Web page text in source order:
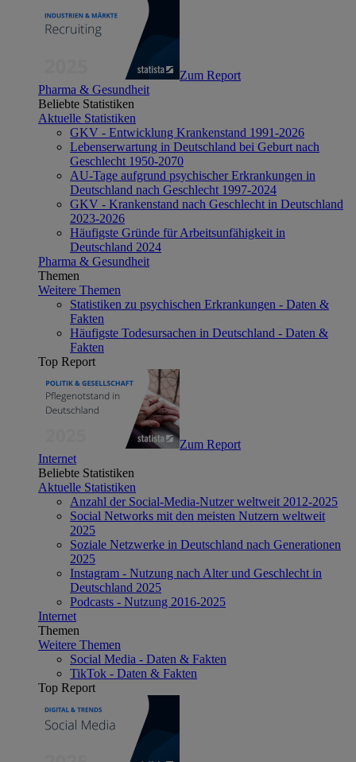
Zum Report
Pharma & Gesundheit
Beliebte Statistiken
Aktuelle Statistiken
GKV - Entwicklung Krankenstand 1991-2026
Lebenserwartung in Deutschland bei Geburt nach
Geschlecht 1950-2070
AU-Tage aufgrund psychischer Erkrankungen in
Deutschland nach Geschlecht 1997-2024
GKV - Krankenstand nach Geschlecht in Deutschland
2023-2026
Häufigste Gründe für Arbeitsunfähigkeit in
Deutschland 2024
Pharma & Gesundheit
Themen
Weitere Themen
Statistiken zu psychischen Erkrankungen - Daten &
Fakten
Häufigste Todesursachen in Deutschland - Daten &
Fakten
Top Report
Zum Report
Internet
Beliebte Statistiken
Aktuelle Statistiken
Anzahl der Social-Media-Nutzer weltweit 2012-2025
Social Networks mit den meisten Nutzern weltweit
2025
Soziale Netzwerke in Deutschland nach Generationen
2025
Instagram - Nutzung nach Alter und Geschlecht in
Deutschland 2025
Podcasts - Nutzung 2016-2025
Internet
Themen
Weitere Themen
Social Media - Daten & Fakten
TikTok - Daten & Fakten
Top Report